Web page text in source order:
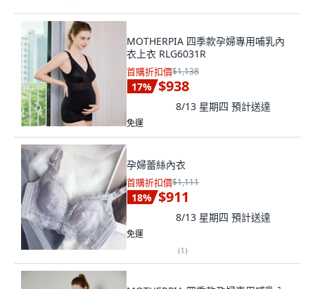
MOTHERPIA 四季款孕婦專用哺乳內
衣上衣 RLG6031R
首購折扣價$1,138
17% $938
8/13 星期四 預計送達
免運
孕婦蕾絲內衣
首購折扣價$1,111
18% $911
8/13 星期四 預計送達
免運
(1)